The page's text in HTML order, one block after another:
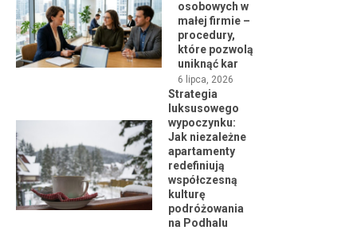
osobowych w
małej firmie –
procedury,
które pozwolą
uniknąć kar
6 lipca, 2026
Strategia
luksusowego
wypoczynku:
Jak niezależne
apartamenty
redefiniują
współczesną
kulturę
podróżowania
na Podhalu